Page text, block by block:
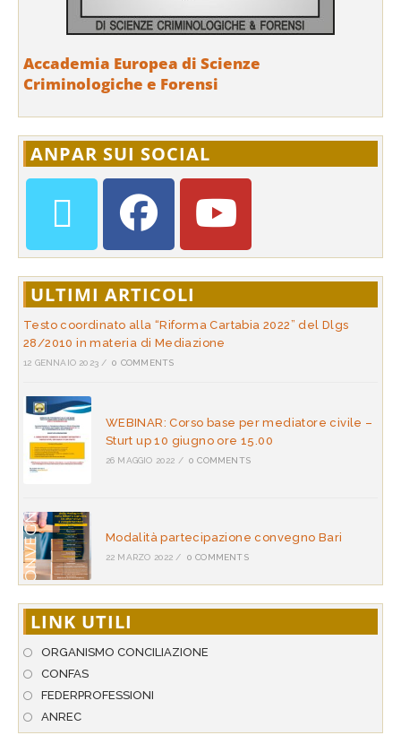
Accademia Europea di Scienze
Criminologiche e Forensi
ANPAR SUI SOCIAL
ULTIMI ARTICOLI
Testo coordinato alla “Riforma Cartabia 2022” del Dlgs
28/2010 in materia di Mediazione
12 GENNAIO 2023 / 0 COMMENTS
WEBINAR: Corso base per mediatore civile –
Sturt up 10 giugno ore 15.00
26 MAGGIO 2022 / 0 COMMENTS
Modalità partecipazione convegno Bari
22 MARZO 2022 / 0 COMMENTS
LINK UTILI
ORGANISMO CONCILIAZIONE
CONFAS
FEDERPROFESSIONI
ANREC